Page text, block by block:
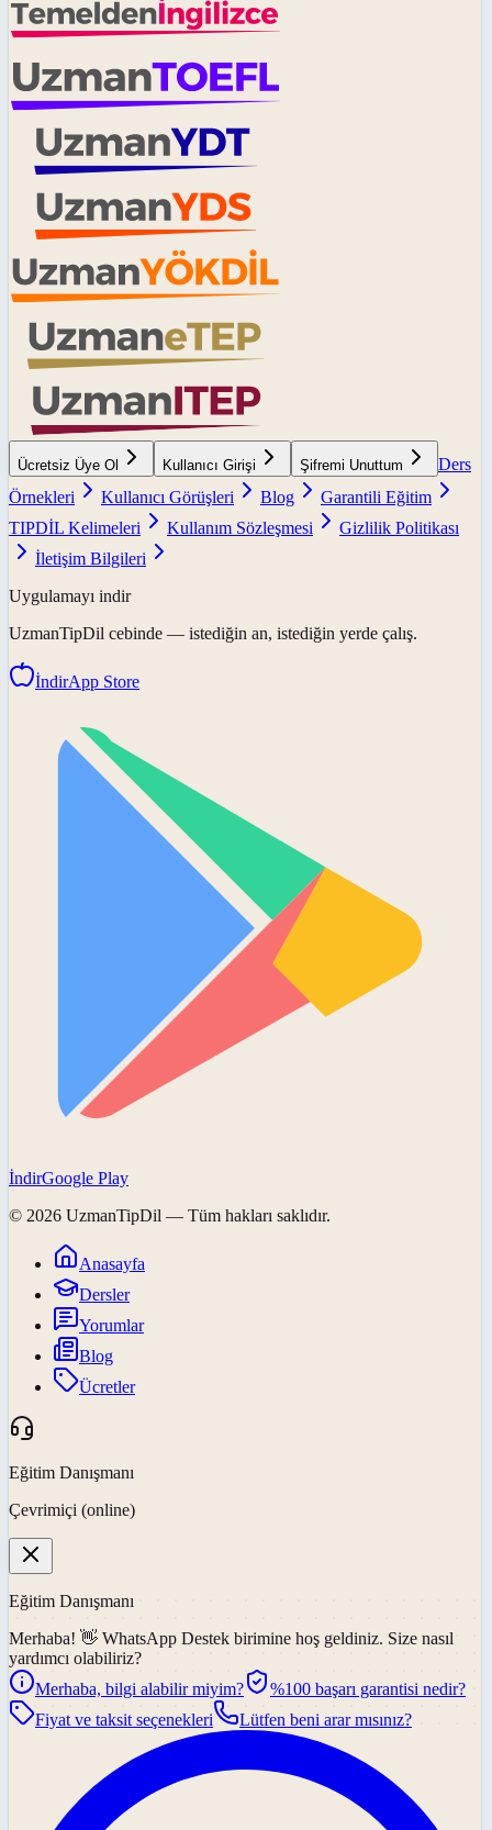
Ücretsiz Üye Ol Kullanıcı Girişi Şifremi Unuttum
Ders
Örnekleri
Kullanıcı Görüşleri Blog
Garantili Eğitim
TIPDİL Kelimeleri
Kullanım Sözleşmesi
Gizlilik Politikası
İletişim Bilgileri
Uygulamayı indir
UzmanTipDil cebinde — istediğin an, istediğin yerde çalış.
İndirApp Store
İndirGoogle Play
© 2026 UzmanTipDil — Tüm hakları saklıdır.
Anasayfa
Dersler
Yorumlar
Blog
Ücretler
Eğitim Danışmanı
Çevrimiçi (online)
Eğitim Danışmanı
Merhaba! 👋 WhatsApp Destek birimine hoş geldiniz. Size nasıl
yardımcı olabiliriz?
Merhaba, bilgi alabilir miyim?
%100 başarı garantisi nedir?
Fiyat ve taksit seçenekleri
Lütfen beni arar mısınız?